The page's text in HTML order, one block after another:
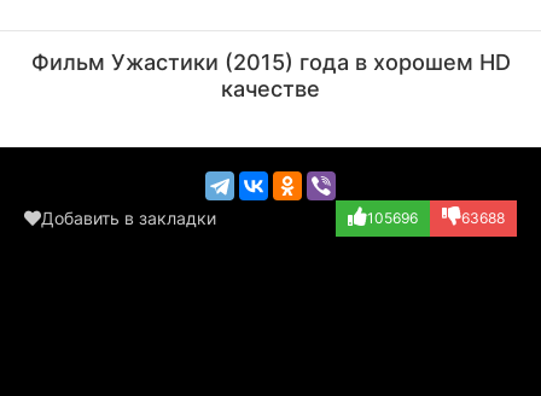
(Dwarfs, в титра...)
(Stine / voice o...)
Фильм Ужастики (2015) года в хорошем HD
качестве
Добавить в закладки 105696 63688